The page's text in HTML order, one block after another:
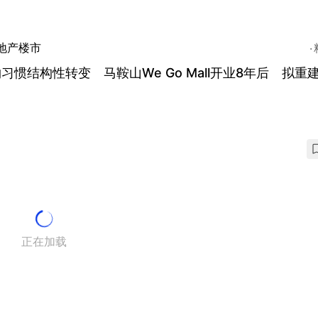
产楼市
惯结构性转变 马鞍山We Go Mall开业8年后 拟重
正在加载